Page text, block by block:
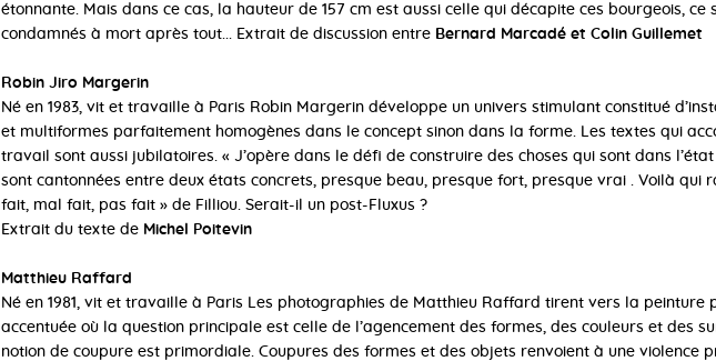
étonnante. Mais dans ce cas, la hauteur de 157 cm est aussi celle qui décapite ces bourgeois, ce
condamnés à mort après tout... Extrait de discussion entre Bernard Marcadé et Colin Guillemet
Robin Jiro Margerin
Né en 1983, vit et travaille à Paris Robin Margerin développe un univers stimulant constitué
et multiformes parfaitement homogènes dans le concept sinon dans la forme. Les textes qui
travail sont aussi jubilatoires. « J’opère dans le défi de construire des choses qui sont dans
sont cantonnées entre deux états concrets, presque beau, presque fort, presque vrai . Voilà qui
fait, mal fait, pas fait » de Filliou. Serait-il un post-Fluxus ?
Extrait du texte de Michel Poitevin
Matthieu Raffard
Né en 1981, vit et travaille à Paris Les photographies de Matthieu Raffard tirent vers la peinture
accentuée où la question principale est celle de l’agencement des formes, des couleurs et des
notion de coupure est primordiale. Coupures des formes et des objets renvoient à une violence